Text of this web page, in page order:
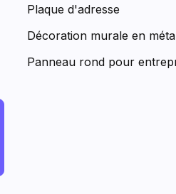
Plaque d'adresse
Décoration murale en
Panneau rond pour